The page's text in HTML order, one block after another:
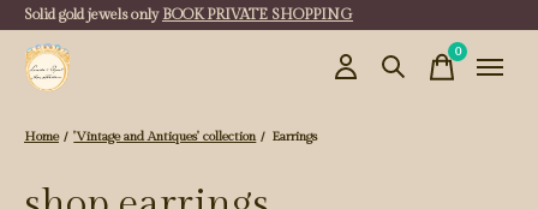
Solid gold jewels only BOOK PRIVATE SHOPPING
0items
Home / 'Vintage and Antiques' collection / Earrings